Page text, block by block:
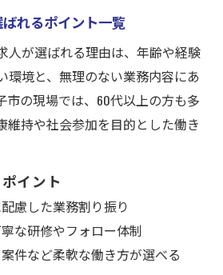
れるポイント一覧
人が選ばれる理由は、年齢や経験
環境と、無理のない業務内容にあ
市の現場では、60代以上の方も多
維持や社会参加を目的とした働き
イント
慮した業務割り振り
な研修やフォロー体制
件など柔軟な働き方が選べる